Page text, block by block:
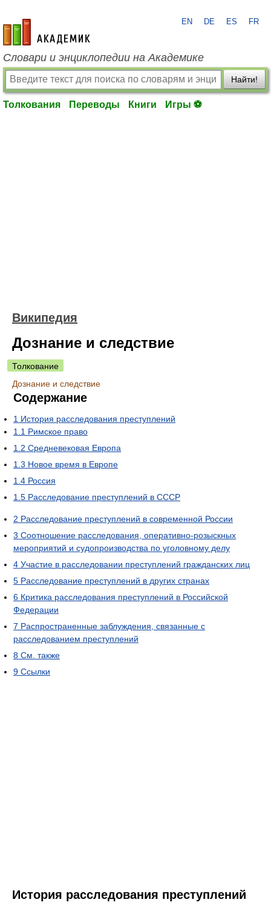
academic.ru
EN DE ES FR
Словари и энциклопедии на Академике
Найти!
Толкования Переводы Книги Игры ⚽
Википедия
Дознание и следствие
Толкование
Дознание и следствие
Содержание
1 История расследования преступлений
1.1 Римское право
1.2 Средневековая Европа
1.3 Новое время в Европе
1.4 Россия
1.5 Расследование преступлений в СССР
2 Расследование преступлений в современной России
3 Соотношение расследования, оперативно-розыскных
мероприятий и судопроизводства по уголовному делу
4 Участие в расследовании преступлений гражданских лиц
5 Расследование преступлений в других странах
6 Критика расследования преступлений в Российской
Федерации
7 Распространенные заблуждения, связанные с
расследованием преступлений
8 См. также
9 Ссылки
История расследования преступлений